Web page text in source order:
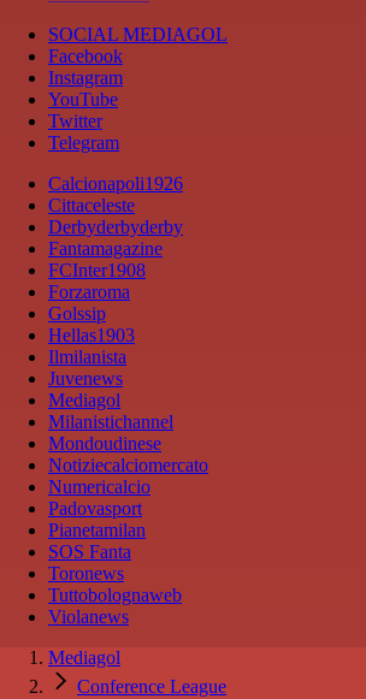
SOCIAL MEDIAGOL
Facebook
Instagram
YouTube
Twitter
Telegram
Calcionapoli1926
Cittaceleste
Derbyderbyderby
Fantamagazine
FCInter1908
Forzaroma
Golssip
Hellas1903
Ilmilanista
Juvenews
Mediagol
Milanistichannel
Mondoudinese
Notiziecalciomercato
Numericalcio
Padovasport
Pianetamilan
SOS Fanta
Toronews
Tuttobolognaweb
Violanews
Mediagol
Conference League